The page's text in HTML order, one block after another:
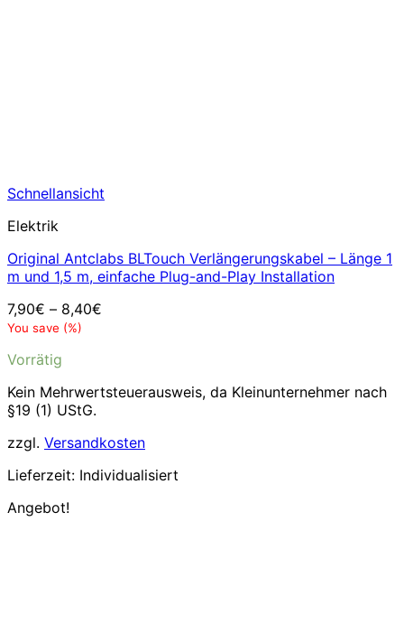
Schnellansicht
Elektrik
Original Antclabs BLTouch Verlängerungskabel – Länge 1
m und 1,5 m, einfache Plug-and-Play Installation
7,90€ – 8,40€
You save (%)
Vorrätig
Kein Mehrwertsteuerausweis, da Kleinunternehmer nach
§19 (1) UStG.
zzgl. Versandkosten
Lieferzeit: Individualisiert
Angebot!